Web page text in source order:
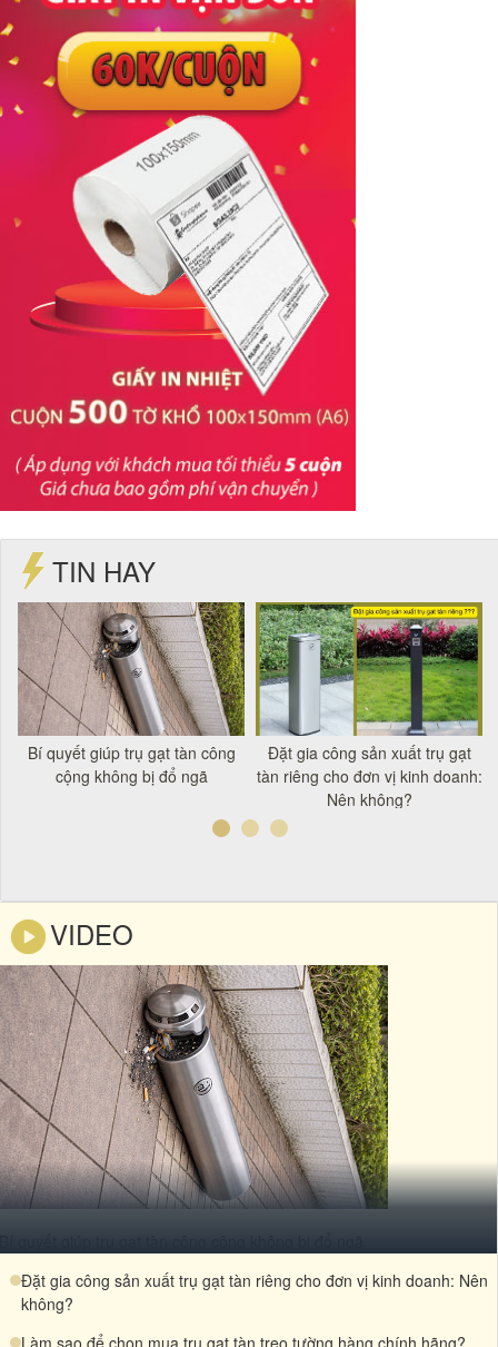
TIN HAY
Bí quyết giúp trụ gạt tàn công
cộng không bị đổ ngã
Đặt gia công sản xuất trụ gạt
tàn riêng cho đơn vị kinh doanh:
Nên không?
VIDEO
Đặt gia công sản xuất trụ gạt tàn riêng cho đơn vị kinh doanh: Nên
không?
Làm sao để chọn mua trụ gạt tàn treo tường hàng chính hãng?